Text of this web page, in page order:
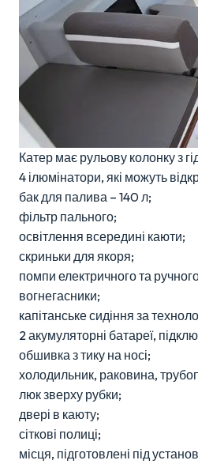
Катер має рульову колонку з
4 ілюмінатори, які можуть
бак для палива – 140 л;
фільтр пального;
освітлення всередині каюти;
скриньки для якоря;
помпи електричного та
вогнегасники;
капітанське сидіння за
2 акумуляторні батареї,
обшивка з тику на носі;
холодильник, раковина,
люк зверху рубки;
двері в каюту;
сіткові полиці;
місця, підготовлені під